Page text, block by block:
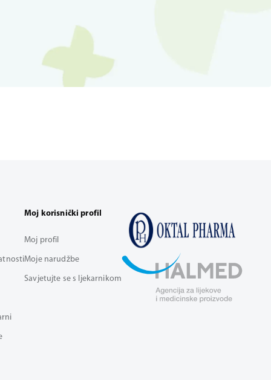
Moj korisnički profil
Moj profil
Moje narudžbe
Savjetujte se s ljekarnikom